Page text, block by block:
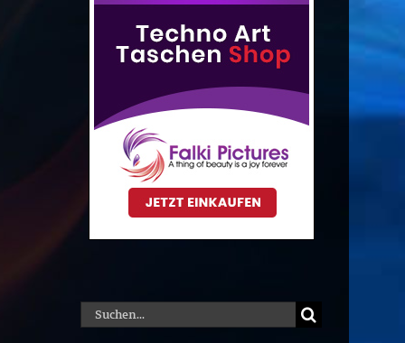
Suche
nach: